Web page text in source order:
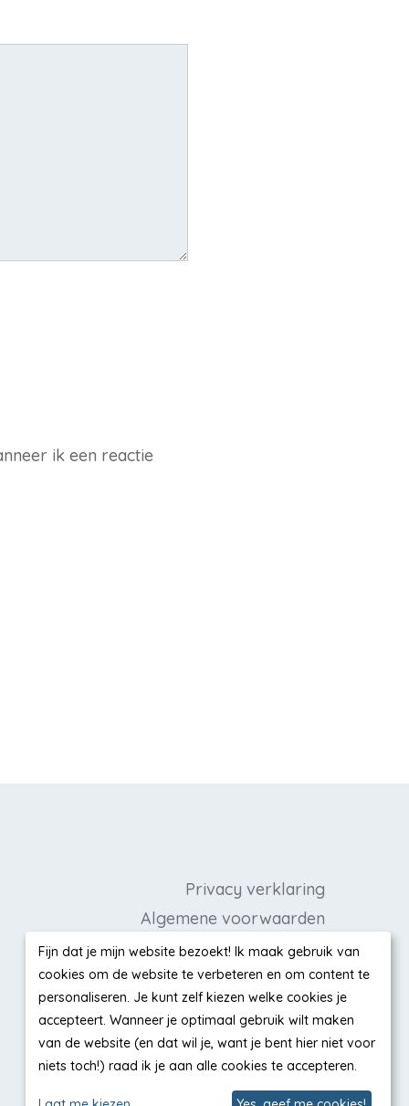
ik een reactie
Privacy verklaring
Algemene voorwaarden
Cookieverklaring
Disclaimer
Liesbeths Favorieten
Fijn dat je mijn website bezoekt! Ik maak gebruik van
cookies om de website te verbeteren en om content te
personaliseren. Je kunt zelf kiezen welke cookies je
accepteert. Wanneer je optimaal gebruik wilt maken
van de website (en dat wil je, want je bent hier niet voor
niets toch!) raad ik je aan alle cookies te accepteren.